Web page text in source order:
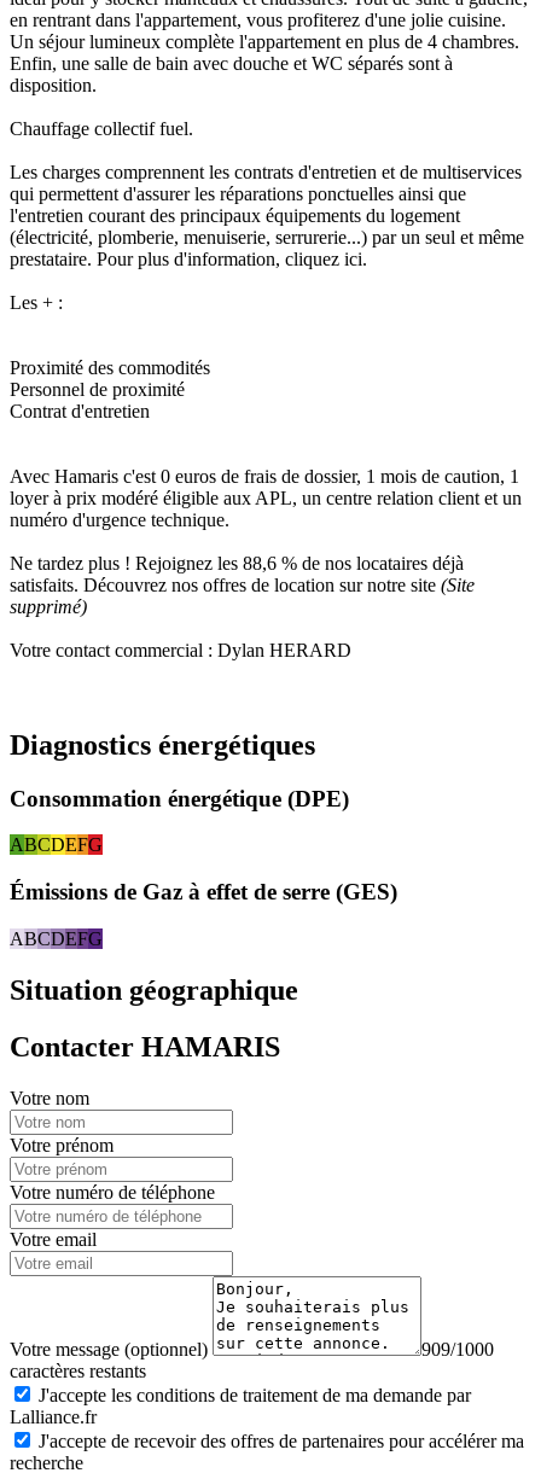
en rentrant dans l'appartement, vous profiterez d'une jolie cuisine.
Un séjour lumineux complète l'appartement en plus de 4 chambres.
Enfin, une salle de bain avec douche et WC séparés sont à
disposition.
Chauffage collectif fuel.
Les charges comprennent les contrats d'entretien et de multiservices
qui permettent d'assurer les réparations ponctuelles ainsi que
l'entretien courant des principaux équipements du logement
(électricité, plomberie, menuiserie, serrurerie...) par un seul et même
prestataire. Pour plus d'information, cliquez ici.
Les + :
Proximité des commodités
Personnel de proximité
Contrat d'entretien
Avec Hamaris c'est 0 euros de frais de dossier, 1 mois de caution, 1
loyer à prix modéré éligible aux APL, un centre relation client et un
numéro d'urgence technique.
Ne tardez plus ! Rejoignez les 88,6 % de nos locataires déjà
satisfaits. Découvrez nos offres de location sur notre site (Site
supprimé)
Votre contact commercial : Dylan HERARD
Diagnostics énergétiques
Consommation énergétique (DPE)
ABCDEFG
Émissions de Gaz à effet de serre (GES)
ABCDEFG
Situation géographique
Contacter HAMARIS
Votre nom
Votre prénom
Votre numéro de téléphone
Votre email
Votre message (optionnel)
909/1000
caractères restants
J'accepte les conditions de traitement de ma demande par
Lalliance.fr
J'accepte de recevoir des offres de partenaires pour accélérer ma
recherche